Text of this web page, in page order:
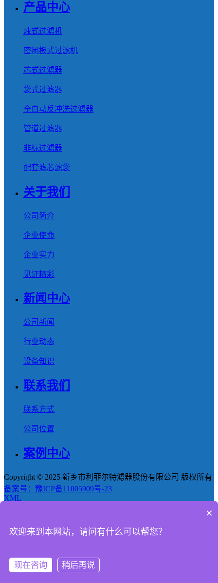
产品中心
烛式过滤机
密闭板式过滤机
芯式过滤器
袋式过滤器
全自动反冲洗过滤器
管道过滤器
非标过滤器
配套滤芯滤袋
关于我们
公司简介
企业使命
企业实力
见证精彩
新闻中心
公司新闻
行业动态
设备知识
联系我们
联系方式
公司位置
案例中心
Copyright © 2025 新乡市利菲尔特滤器股份有限公司 版权所有
备案号：豫ICP备11005909号-23
XML
产品
新闻
×
欢迎来到本网站，请问有什么可以帮您？
现在咨询 稍后再说